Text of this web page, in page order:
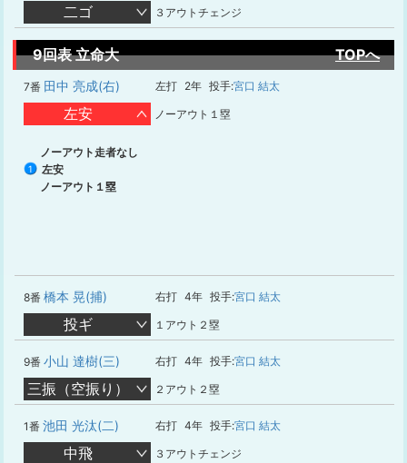
二ゴ ３アウトチェンジ
9回表 立命大 TOPへ
7番 田中 亮成(右) 左打 2年 投手:宮口 結太
左安 ノーアウト１塁
ノーアウト走者なし
1
左安
ノーアウト１塁
8番 橋本 晃(捕) 右打 4年 投手:宮口 結太
投ギ １アウト２塁
9番 小山 達樹(三) 右打 4年 投手:宮口 結太
三振（空振り） ２アウト２塁
1番 池田 光汰(二) 右打 4年 投手:宮口 結太
中飛 ３アウトチェンジ